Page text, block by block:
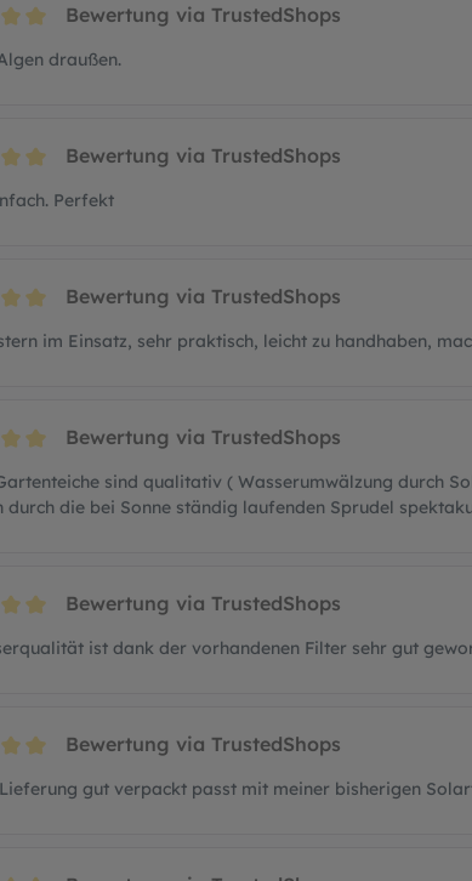
Bewertung via TrustedShops
draußen.
Bewertung via TrustedShops
Perfekt
Bewertung via TrustedShops
im Einsatz, sehr praktisch, leicht zu handhaben,
Bewertung via TrustedShops
sind qualitativ ( Wasserumwälzung durch
durch die bei Sonne ständig laufenden Sprudel
Bewertung via TrustedShops
ist dank der vorhandenen Filter sehr gut
Bewertung via TrustedShops
gut verpackt passt mit meiner bisherigen